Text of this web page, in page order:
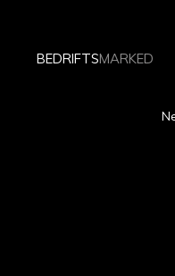
BEDRIFTSMARKED